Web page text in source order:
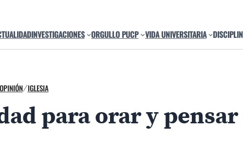
INVESTIGACIONES ORGULLO PUCP VIDA UNIVERSITARIA
OPINIÓN/IGLESIA
para orar y